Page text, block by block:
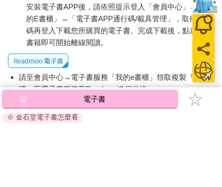
安裝電子書APP後，請依照提示登入「會員中心」→「我
的E書櫃」→「電子書APP通行碼/載具管理」，取得通行
碼再登入下載您所購買的電子書。完成下載後，點選任一
書籍即可開始離線閱讀。
請至會員中心→電子書服務「我的e書櫃」領取複製『兌換
碼』至電子書服務商Readmoo進行兌換。
退換貨須知：
因版權保護，您在金石堂所購買的電子書僅能以金石堂專屬
電子書
※ 金石堂電子書怎麼看